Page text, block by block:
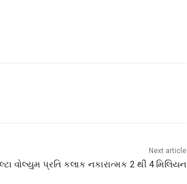
Next article
વોલ્યુમ પ્રતિ કલાક નકારાત્મક 2 થી 4 મિલિયન